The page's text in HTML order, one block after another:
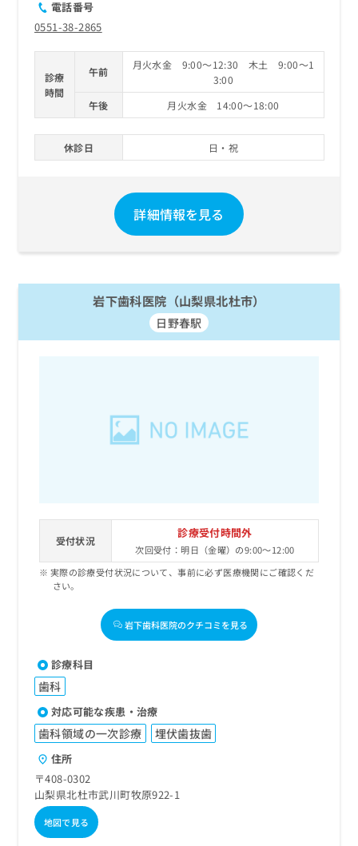
電話番号
0551-38-2865
診療
時間
午前
月火水金 9:00～12:30 木土 9:00～1
3:00
午後
月火水金 14:00～18:00
休診日 日・祝
詳細情報を見る
岩下歯科医院（山梨県北杜市）
日野春駅
受付状況
診療受付時間外
次回受付：明日（金曜）の9:00～12:00
実際の診療受付状況について、事前に必ず医療機関にご確認くだ
さい。
岩下歯科医院のクチコミを見る
診療科目
歯科
対応可能な疾患・治療
歯科領域の一次診療 埋伏歯抜歯
住所
〒408-0302
山梨県北杜市武川町牧原922-1
地図で見る